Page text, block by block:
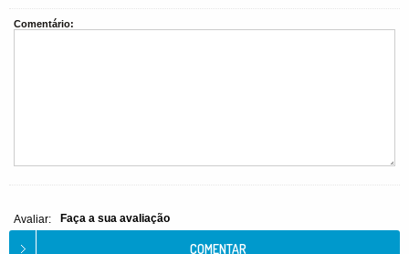
Comentário:
Avaliar: Faça a sua avaliação